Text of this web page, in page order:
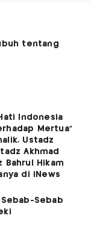
tentang
Indonesia
Mertua"
Ustadz
Akhmad
Bahrul Hikam
di iNews
Sebab